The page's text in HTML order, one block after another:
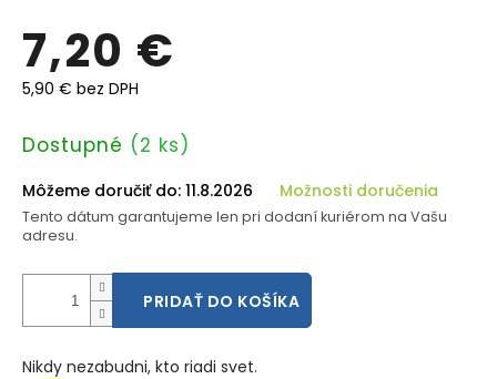
7,20 €
5,90 € bez DPH
Jednotková
Dostupné (2 ks)
Môžeme doručiť do: 11.8.2026 Možnosti doručenia
Tento dátum garantujeme len pri dodaní kuriérom na Vašu
adresu.
PRIDAŤ DO KOŠÍKA
Nikdy nezabudni, kto riadi svet.